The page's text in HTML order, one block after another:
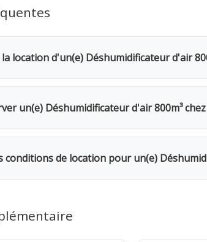
location d'un(e) Déshumidificateur d'air
Déshumidificateur d'air 800m³ coûte
remise de 20%. Pour une semaine
un(e) Déshumidificateur d'air 800m³
l'une de nos 5 agences en Belgique ou
de livraison sur votre chantier. Pour
pour ac
conditions de location pour un(e)
avant retour. Assurance bris de machine